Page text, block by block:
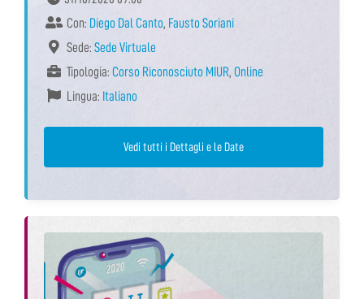
Con: Diego Dal Canto, Fausto Soriani
Sede: Sede Virtuale
Tipologia: Corso Riconosciuto MIUR, Online
Lingua: Italiano
Vedi tutti i Dettagli e le Date